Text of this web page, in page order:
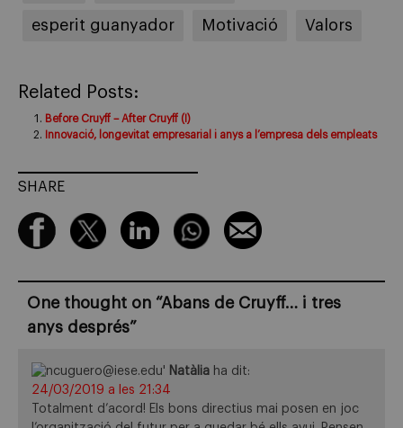
esperit guanyador Motivació Valors
Related Posts:
Before Cruyff – After Cruyff (I)
Innovació, longevitat empresarial i anys a l’empresa dels empleats
SHARE
One thought on “Abans de Cruyff… i tres
anys després”
Natàlia ha dit:
24/03/2019 a les 21:34
Totalment d’acord! Els bons directius mai posen en joc